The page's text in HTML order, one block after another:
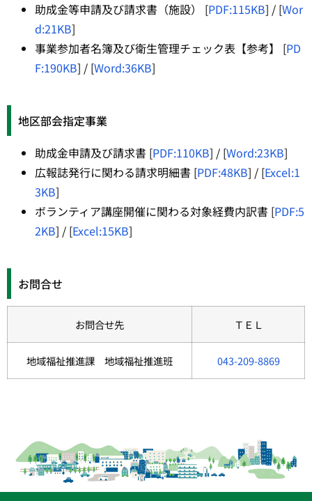
助成金等申請及び請求書（施設） [PDF:115KB] / [Wor
d:21KB]
事業参加者名簿及び衛生管理チェック表【参考】 [PD
F:190KB] / [Word:36KB]
地区部会指定事業
助成金申請及び請求書 [PDF:110KB] / [Word:23KB]
広報誌発行に関わる請求明細書 [PDF:48KB] / [Excel:1
3KB]
ボランティア講座開催に関わる対象経費内訳書 [PDF:5
2KB] / [Excel:15KB]
お問合せ
お問合せ先 ＴＥＬ
地域福祉推進課 地域福祉推進班 043-209-8869